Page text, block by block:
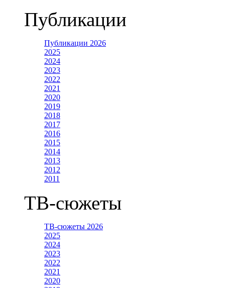
Публикации
Публикации 2026
2025
2024
2023
2022
2021
2020
2019
2018
2017
2016
2015
2014
2013
2012
2011
ТВ-сюжеты
ТВ-сюжеты 2026
2025
2024
2023
2022
2021
2020